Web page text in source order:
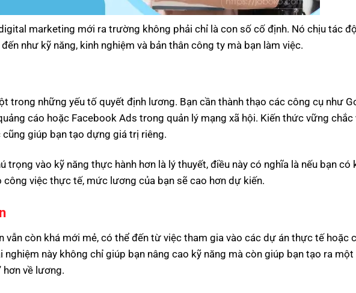
marketing mới ra trường không phải chỉ là con số cố định. Nó chịu tác
như kỹ năng, kinh nghiệm và bản thân công ty mà bạn làm việc.
trong những yếu tố quyết định lương. Bạn cần thành thạo các công cụ như
cáo hoặc Facebook Ads trong quản lý mạng xã hội. Kiến thức vững chắc
giúp bạn tạo dựng giá trị riêng.
trọng vào kỹ năng thực hành hơn là lý thuyết, điều này có nghĩa là nếu bạn có
việc thực tế, mức lương của bạn sẽ cao hơn dự kiến.
vẫn còn khá mới mẻ, có thể đến từ việc tham gia vào các dự án thực tế hoặc
này không chỉ giúp bạn nâng cao kỹ năng mà còn giúp bạn tạo ra một
hơn về lương.